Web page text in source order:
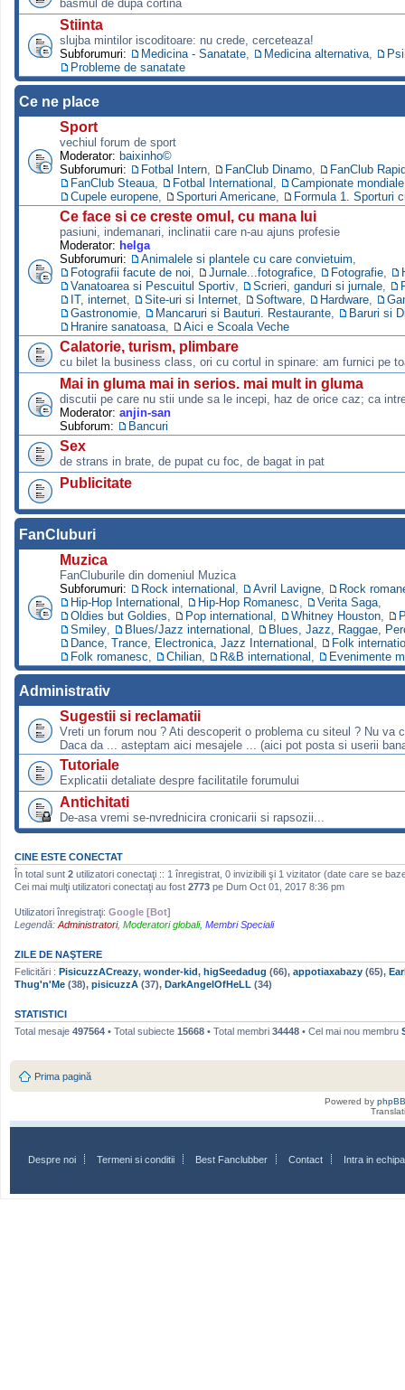
basmul de dupa cortina
Stiinta
slujba mintilor iscoditoare: nu crede, cerceteaza!
Subforumuri:
Medicina - Sanatate Medicina alternativa
Probleme de sanatate
Ce ne place
Sport
vechiul forum de sport
Moderator: baixinho©
Subforumuri:
Fotbal Intern FanClub Dinamo
FanClub
FanClub Steaua
Fotbal International
Campionate
Cupele europene
Sporturi Americane Formula 1. Sporturi
Ce face si ce creste omul, cu mana lui
pasiuni, indemanari, inclinatii care n-au ajuns profesie
Moderator: helga
Subforumuri:
Animalele si plantele cu care convietuim
Fotografii facute de noi
Jurnale...fotografice Fotografie
Vanatoarea si Pescuitul Sportiv
Scrieri, ganduri si jurnale
IT, internet
Site-uri si Internet Software Hardware
Gastronomie
Mancaruri si Bauturi. Restaurante
Baruri si
Hranire sanatoasa
Aici e Scoala Veche
Calatorie, turism, plimbare
cu bilet la business class, ori cu cortul in spinare: am furnici pe
Mai in gluma mai in serios. mai mult in gluma
discutii pe care nu stii unde sa le incepi, haz de orice caz; ca
Moderator: anjin-san
Subforum:
Bancuri
Sex
de strans in brate, de pupat cu foc, de bagat in pat
Publicitate
FanCluburi
Muzica
FanCluburile din domeniul Muzica
Subforumuri:
Rock international Avril Lavigne
Rock
Hip-Hop International
Hip-Hop Romanesc Verita Saga
Oldies but Goldies
Pop international Whitney Houston
Smiley
Blues/Jazz international
Blues, Jazz, Raggae,
Dance, Trance, Electronica, Jazz International
Folk
Folk romanesc
Chilian R&B international Evenimente
Administrativ
Sugestii si reclamatii
Vreti un forum nou ? Ati descoperit o problema cu siteul ? Nu va
Daca da ... asteptam aici mesajele ... (aici pot posta si userii
Tutoriale
Explicatii detaliate despre facilitatile forumului
Antichitati
De-asa vremi se-nvrednicira cronicarii si rapsozii...
CINE ESTE CONECTAT
În total sunt 2 utilizatori conectaţi :: 1 înregistrat, 0 invizibili şi 1 vizitator (date care se
Cei mai mulţi utilizatori conectaţi au fost 2773 pe Dum Oct 01, 2017 8:36 pm
Utilizatori înregistraţi: Google [Bot]
Legendă: Administratori, Moderatori globali, Membri Speciali
ZILE DE NAŞTERE
Felicitări : PisicuzzACreazy, wonder-kid, higSeedadug (66), appotiaxabazy (65),
Thug'n'Me (38), pisicuzzA (37), DarkAngelOfHeLL (34)
STATISTICI
Total mesaje 497564 • Total subiecte 15668 • Total membri 34448 • Cel mai nou membru
Prima pagină
Powered by phpBB
Despre noi Termeni si conditii Best Fanclubber Contact Intra in